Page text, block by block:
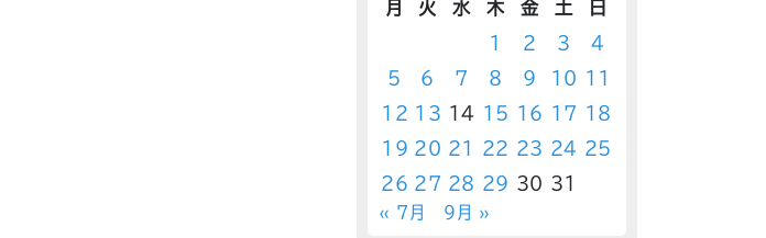
月 火 水 木 金 土
日
1
2 3
4
5
6 7 8 9 10
11
12 13 14 15 16 17
18
19 20 21 22 23 24
25
26 27 28 29 30 31
« 7月 9月 »